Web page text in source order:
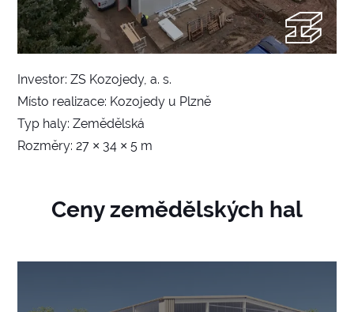
Investor: ZS Kozojedy, a. s.
Místo realizace: Kozojedy u Plzně
Typ haly: Zemědělská
Rozměry: 27 × 34 × 5 m
Ceny zemědělských hal